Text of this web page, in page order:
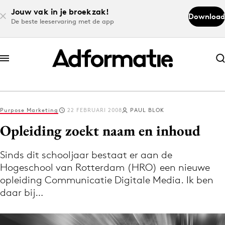
Jouw vak in je broekzak!
De beste leeservaring met de app
Download
Abonneer nu
Abonneer nu
Log in
Download de app
Volg het laatste nieuws via de Adformatie
Nieuws app
Purpose Marketing 22 FEBRUARI 2008 PAUL BLOK
Opleiding zoekt naam en inhoud
Sinds dit schooljaar bestaat er aan de
Hogeschool van Rotterdam (HRO) een nieuwe
opleiding Communicatie Digitale Media. Ik ben
daar bij…